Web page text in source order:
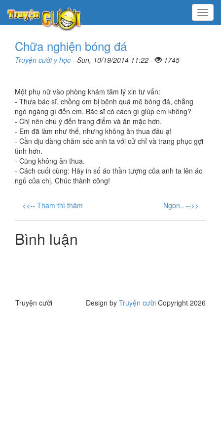
Menu
Chữa nghiện bóng đá
Truyện cười y học - Sun, 10/19/2014 11:22 - 1745
Một phụ nữ vào phòng khám tâm lý xin tư vấn:
- Thưa bác sĩ, chồng em bị bệnh quá mê bóng đá, chẳng
ngó ngàng gì đến em. Bác sĩ có cách gì giúp em không?
- Chị nên chú ý đến trang điểm và ăn mặc hơn.
- Em đã làm như thế, nhưng không ăn thua đâu ạ!
- Cần dịu dàng chăm sóc anh ta với cử chỉ và trang phục gợi
tình hơn.
- Cũng không ăn thua.
- Cách cuối cùng: Hãy in số áo thần tượng của anh ta lên áo
ngủ của chị. Chúc thành công!
<<-- Tham thì thâm Ngon.. -->>
Bình luận
Truyện cười Design by Truyện cười Copyright 2026